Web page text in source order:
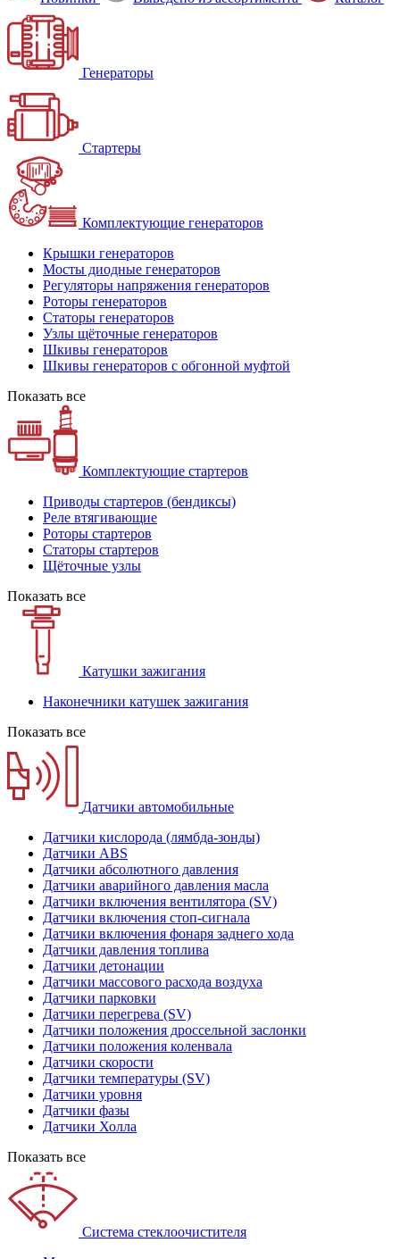
Генераторы
Стартеры
Комплектующие генераторов
Крышки генераторов
Мосты диодные генераторов
Регуляторы напряжения генераторов
Роторы генераторов
Статоры генераторов
Узлы щёточные генераторов
Шкивы генераторов
Шкивы генераторов с обгонной муфтой
Показать все
Комплектующие стартеров
Приводы стартеров (бендиксы)
Реле втягивающие
Роторы стартеров
Статоры стартеров
Щёточные узлы
Показать все
Катушки зажигания
Наконечники катушек зажигания
Показать все
Датчики автомобильные
Датчики кислорода (лямбда-зонды)
Датчики ABS
Датчики абсолютного давления
Датчики аварийного давления масла
Датчики включения вентилятора (SV)
Датчики включения стоп-сигнала
Датчики включения фонаря заднего хода
Датчики давления топлива
Датчики детонации
Датчики массового расхода воздуха
Датчики парковки
Датчики перегрева (SV)
Датчики положения дроссельной заслонки
Датчики положения коленвала
Датчики скорости
Датчики температуры (SV)
Датчики уровня
Датчики фазы
Датчики Холла
Показать все
Система стеклоочистителя